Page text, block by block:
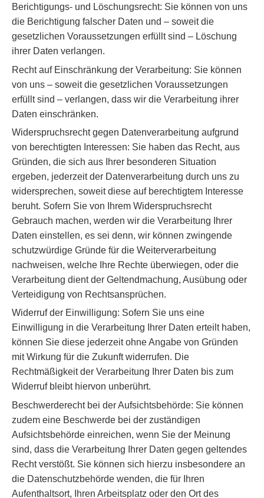
Berichtigungs- und Löschungsrecht: Sie können von uns
die Berichtigung falscher Daten und – soweit die
gesetzlichen Voraussetzungen erfüllt sind – Löschung
ihrer Daten verlangen.
Recht auf Einschränkung der Verarbeitung: Sie können
von uns – soweit die gesetzlichen Voraussetzungen
erfüllt sind – verlangen, dass wir die Verarbeitung ihrer
Daten einschränken.
Widerspruchsrecht gegen Datenverarbeitung aufgrund
von berechtigten Interessen: Sie haben das Recht, aus
Gründen, die sich aus Ihrer besonderen Situation
ergeben, jederzeit der Datenverarbeitung durch uns zu
widersprechen, soweit diese auf berechtigtem Interesse
beruht. Sofern Sie von Ihrem Widerspruchsrecht
Gebrauch machen, werden wir die Verarbeitung Ihrer
Daten einstellen, es sei denn, wir können zwingende
schutzwürdige Gründe für die Weiterverarbeitung
nachweisen, welche Ihre Rechte überwiegen, oder die
Verarbeitung dient der Geltendmachung, Ausübung oder
Verteidigung von Rechtsansprüchen.
Widerruf der Einwilligung: Sofern Sie uns eine
Einwilligung in die Verarbeitung Ihrer Daten erteilt haben,
können Sie diese jederzeit ohne Angabe von Gründen
mit Wirkung für die Zukunft widerrufen. Die
Rechtmäßigkeit der Verarbeitung Ihrer Daten bis zum
Widerruf bleibt hiervon unberührt.
Beschwerderecht bei der Aufsichtsbehörde: Sie können
zudem eine Beschwerde bei der zuständigen
Aufsichtsbehörde einreichen, wenn Sie der Meinung
sind, dass die Verarbeitung Ihrer Daten gegen geltendes
Recht verstößt. Sie können sich hierzu insbesondere an
die Datenschutzbehörde wenden, die für Ihren
Aufenthaltsort, Ihren Arbeitsplatz oder den Ort des